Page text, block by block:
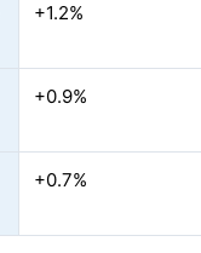
+1.2%
+0.9%
+0.7%